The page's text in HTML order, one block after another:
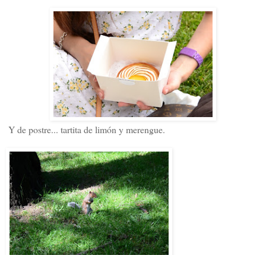
Y de postre... tartita de limón y merengue.